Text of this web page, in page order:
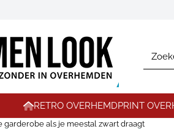
RETRO OVERHEMDPRINT
garderobe als je meestal zwart draagt